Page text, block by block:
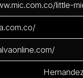
little-